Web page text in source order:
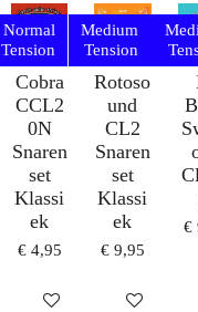
Normal
Tension
Cobra
CCL2
0N
Snaren
set
Klassi
ek
€ 4,95
IN WINKELWAGEN
Medium
Tension
Rotoso
und
CL2
Snaren
set
Klassi
ek
€ 9,95
IN
€